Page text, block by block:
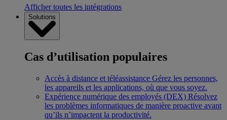
Afficher toutes les intégrations
Solutions
Cas d’utilisation populaires
Accès à distance et téléassistance Gérez les personnes,
les appareils et les applications, où que vous soyez.
Expérience numérique des employés (DEX) Résolvez
les problèmes informatiques de manière proactive avant
qu’ils n’impactent la productivité.